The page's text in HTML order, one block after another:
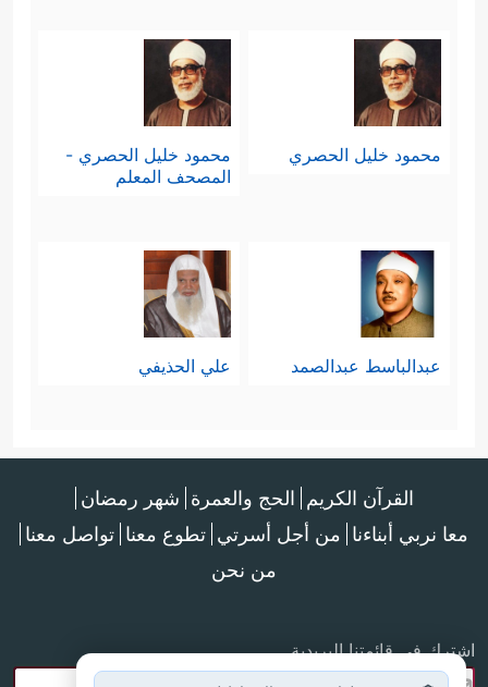
محمود خليل الحصري
محمود خليل الحصري -
المصحف المعلم
عبدالباسط عبدالصمد علي الحذيفي
القرآن الكريم الحج والعمرة شهر رمضان
معا نربي أبناءنا من أجل أسرتي تطوع معنا تواصل معنا
من نحن
اشترك في قائمتنا البريدية